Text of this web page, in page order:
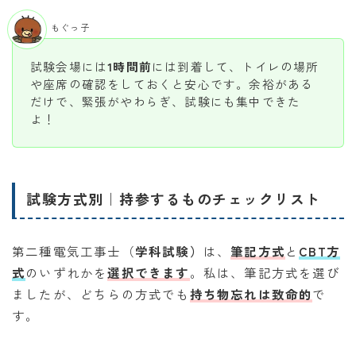
試験会場には1時間前には到着して、トイレの場所
や座席の確認をしておくと安心です。余裕がある
だけで、緊張がやわらぎ、試験にも集中できた
よ！
もぐっ子
試験方式別｜持参するものチェックリスト
第二種電気工事士（学科試験） は、 筆記方式と CBT方
式のいずれかを選択できます。私は、筆記方式を選び
ましたが、どちらの方式でも 持ち物忘れは致命的で
す。